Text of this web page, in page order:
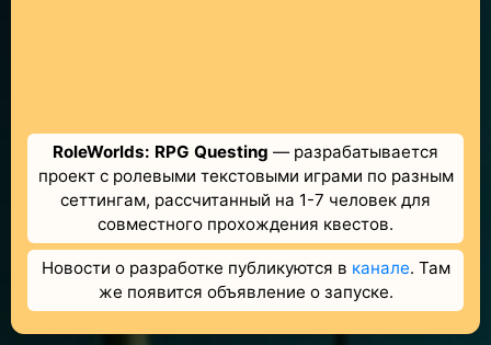
RoleWorlds: RPG Questing — разрабатывается
проект с ролевыми текстовыми играми по разным
сеттингам, рассчитанный на 1-7 человек для
совместного прохождения квестов.
Новости о разработке публикуются в канале. Там
же появится объявление о запуске.